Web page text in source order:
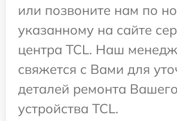
или позвоните нам по
указанному на сайте
центра TCL. Наш
свяжется с Вами для
деталей ремонта Вашего
устройства TCL.